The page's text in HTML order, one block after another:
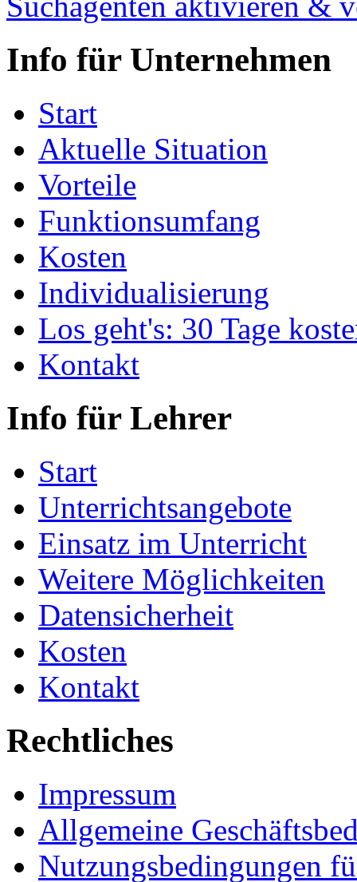
Info für Unternehmen
Start
Aktuelle Situation
Vorteile
Funktionsumfang
Kosten
Individualisierung
Los geht's: 30 Tage
Kontakt
Info für Lehrer
Start
Unterrichtsangebote
Einsatz im Unterricht
Weitere Möglichkeiten
Datensicherheit
Kosten
Kontakt
Rechtliches
Impressum
Allgemeine
Nutzungsbedingungen